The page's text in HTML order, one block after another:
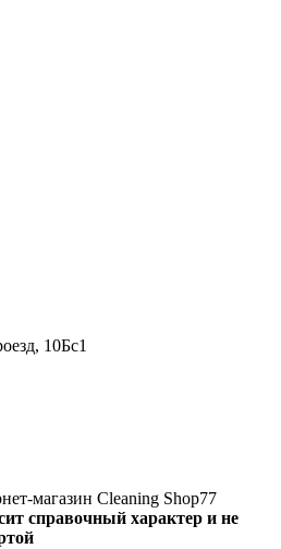
10Бс1
магазин Cleaning Shop77
справочный характер и не